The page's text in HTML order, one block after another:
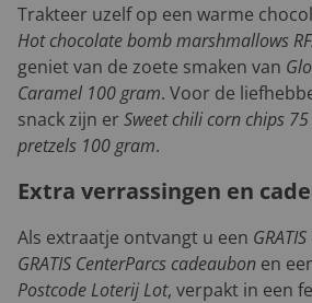
Trakteer uzelf op een warme
Hot chocolate bomb marshmallows
geniet van de zoete smaken van
Caramel 100 gram. Voor de
snack zijn er Sweet chili corn chips
pretzels 100 gram.
Extra verrassingen en
Als extraatje ontvangt u een
GRATIS CenterParcs cadeaubon en
Postcode Loterij Lot, verpakt in een